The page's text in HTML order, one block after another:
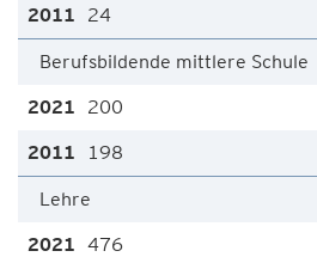
24
Berufsbildende mittlere Schule
200
198
Lehre
476